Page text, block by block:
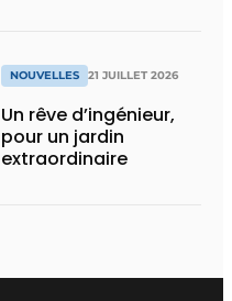
» NOUVELLES 21 JUILLET 2026
Un rêve d’ingénieur,
pour un jardin
extraordinaire